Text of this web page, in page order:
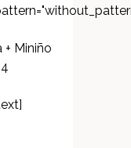
Miniño